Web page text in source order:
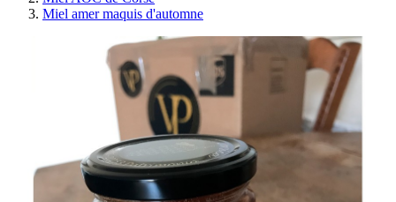
Miel amer maquis d'automne